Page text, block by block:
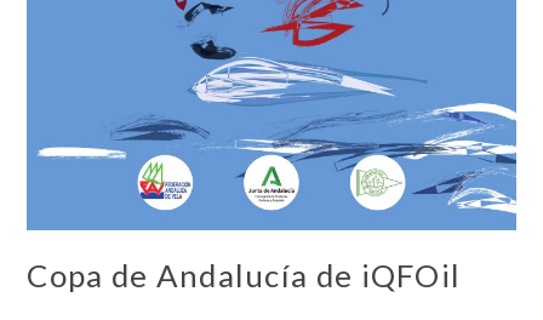
Copa de Andalucía de iQFOil